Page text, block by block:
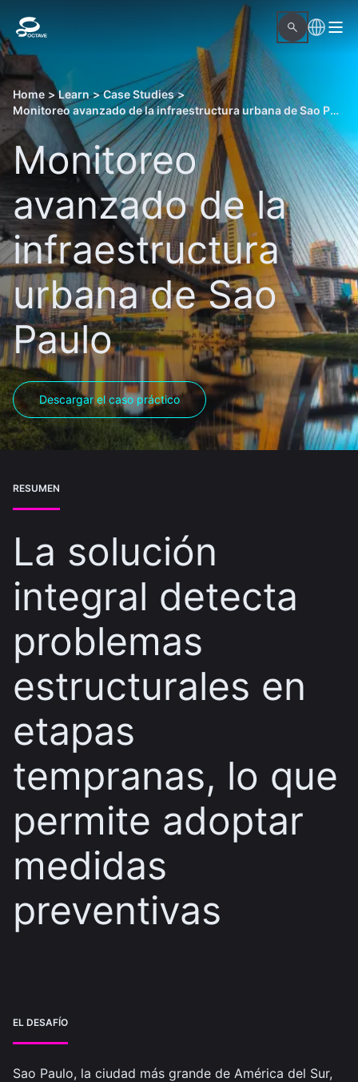
Home > Learn > Case Studies >
Monitoreo avanzado de la infraestructura urbana de Sao Paulo
Monitoreo
avanzado de la
infraestructura
urbana de Sao
Paulo
Descargar el caso práctico
RESUMEN
La solución
integral detecta
problemas
estructurales en
etapas
tempranas, lo que
permite adoptar
medidas
preventivas
EL DESAFÍO
Sao Paulo, la ciudad más grande de América del Sur,